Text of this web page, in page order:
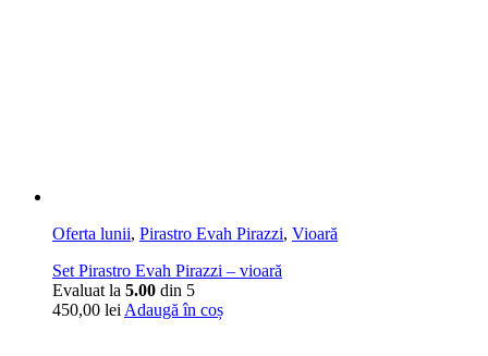
Oferta lunii, Pirastro Evah Pirazzi, Vioară
Set Pirastro Evah Pirazzi – vioară
Evaluat la 5.00 din 5
450,00 lei Adaugă în coș